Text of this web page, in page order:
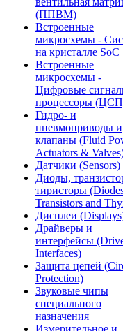
(ППВМ)
Встроенные
микросхемы -
на кристалле SoC
Встроенные
микросхемы -
Цифровые
процессоры
Гидро- и
пневмоприводы и
клапаны (Fluid
Actuators &
Датчики (Sensors)
Диоды,
тиристоры
Transistors and
Дисплеи
Драйверы и
интерфейсы
Interfaces)
Защита цепей
Protection)
Звуковые чипы
специального
назначения
Измерительное и